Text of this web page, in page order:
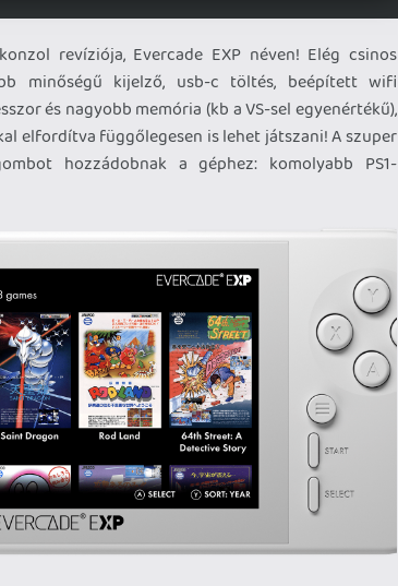
revíziója, Evercade EXP néven! Elég csinos
minőségű kijelző, usb-c töltés, beépített wifi
és nagyobb memória (kb a VS-sel egyenértékű),
elfordítva függőlegesen is lehet játszani! A szuper
hozzádobnak a géphez: komolyabb PS1-